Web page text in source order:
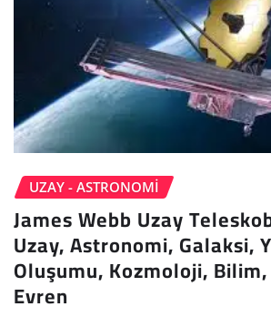
UZAY - ASTRONOMI
James Webb Uzay
Uzay, Astronomi, Galaksi,
Oluşumu, Kozmoloji,
Evren